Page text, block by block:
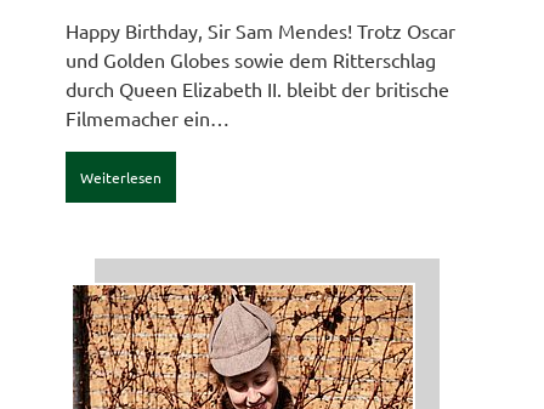
Happy Birthday, Sir Sam Mendes! Trotz Oscar
und Golden Globes sowie dem Ritterschlag
durch Queen Elizabeth II. bleibt der britische
Filmemacher ein…
Weiterlesen